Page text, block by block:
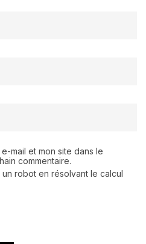
mail et mon site dans le
commentaire.
robot en résolvant le calcul